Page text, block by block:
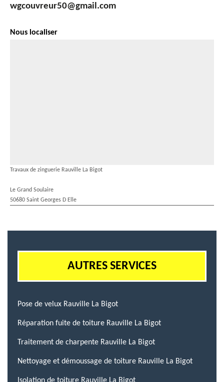
wgcouvreur50@gmail.com
Nous localiser
Travaux de zinguerie Rauville La Bigot
Le Grand Soulaire
50680 Saint Georges D Elle
AUTRES SERVICES
Pose de velux Rauville La Bigot
Réparation fuite de toiture Rauville La Bigot
Traitement de charpente Rauville La Bigot
Nettoyage et démoussage de toiture Rauville La Bigot